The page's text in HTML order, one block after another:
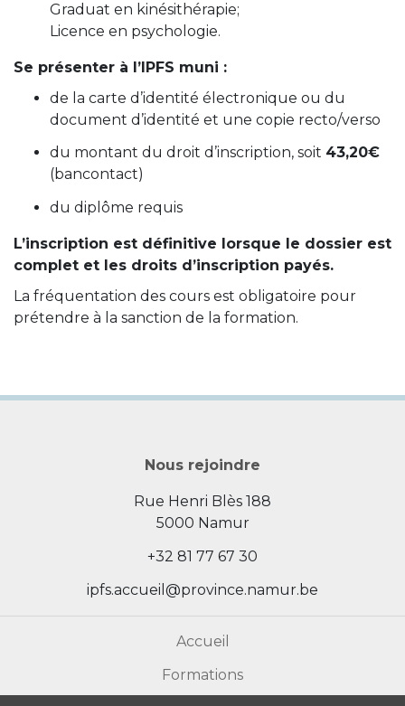
Graduat en kinésithérapie;
Licence en psychologie.
Se présenter à l’IPFS muni :
de la carte d’identité électronique ou du
document d’identité et une copie recto/verso
du montant du droit d’inscription, soit 43,20€
(bancontact)
du diplôme requis
L’inscription est définitive lorsque le dossier est
complet et les droits d’inscription payés.
La fréquentation des cours est obligatoire pour
prétendre à la sanction de la formation.
Nous rejoindre
Rue Henri Blès 188
5000 Namur
+32 81 77 67 30
ipfs.accueil@province.namur.be
Accueil
Formations